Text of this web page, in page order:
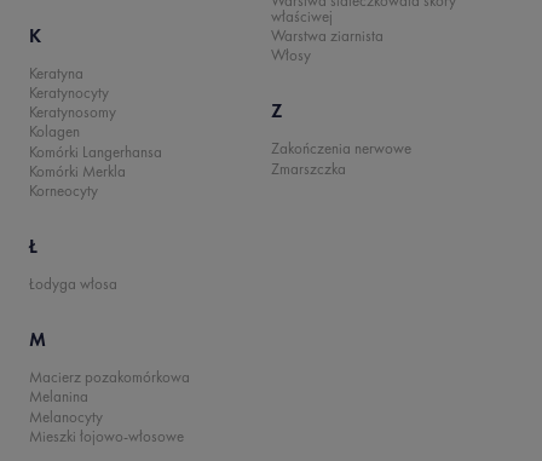
K
Keratyna
Keratynocyty
Keratynosomy
Kolagen
Komórki Langerhansa
Komórki Merkla
Korneocyty
Ł
Łodyga włosa
M
Macierz pozakomórkowa
Melanina
Melanocyty
Mieszki łojowo-włosowe
właściwej
Warstwa ziarnista
Włosy
Z
Zakończenia nerwowe
Zmarszczka